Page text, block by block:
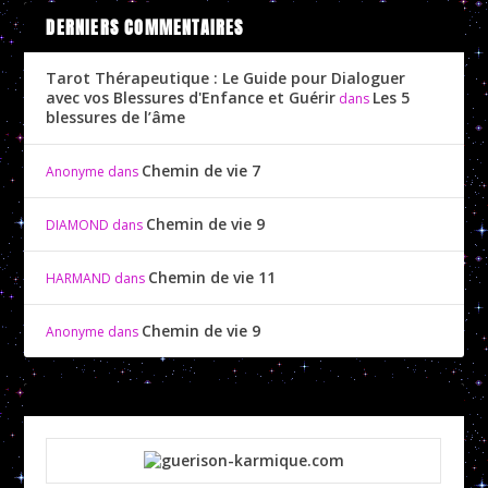
DERNIERS COMMENTAIRES
Tarot Thérapeutique : Le Guide pour Dialoguer
avec vos Blessures d'Enfance et Guérir dans Les 5
blessures de l’âme
Anonyme dans Chemin de vie 7
DIAMOND dans Chemin de vie 9
HARMAND dans Chemin de vie 11
Anonyme dans Chemin de vie 9